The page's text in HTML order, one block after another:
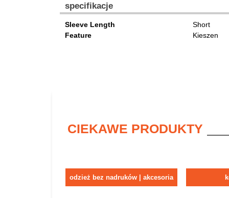
specifikacje
Sleeve Length
Short
Feature
Kieszen
CIEKAWE PRODUKTY
odzież bez nadruków | akcesoria